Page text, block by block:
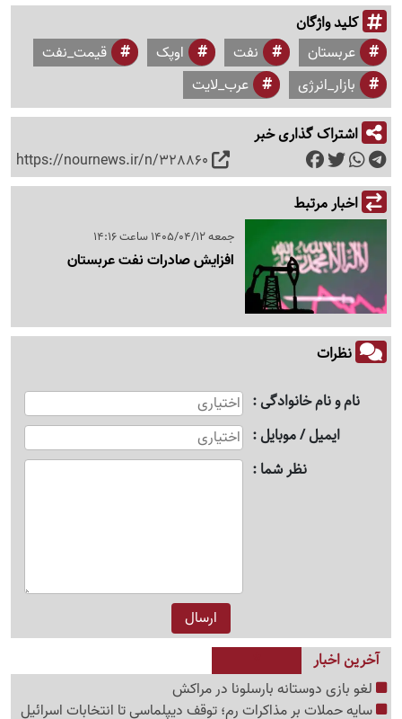
کلید واژگان
عربستان نفت اوپک
قیمت_نفت
بازار_انرژی
عرب_لایت
اشتراک گذاری خبر
https://nournews.ir/n/328860
اخبار مرتبط
جمعه 1405/04/12 ساعت 14:16
افزایش صادرات نفت عربستان
نظرات
نام و نام خانوادگی
ایمیل / موبایل
نظر شما
آخرین اخبار
لغو بازی دوستانه بارسلونا در مراکش
سایه حملات بر مذاکرات رم؛ توقف دیپلماسی تا انتخابات اسرائیل